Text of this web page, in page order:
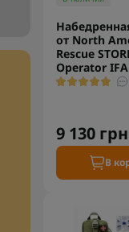
от North
Rescue
Operator
9 130
В